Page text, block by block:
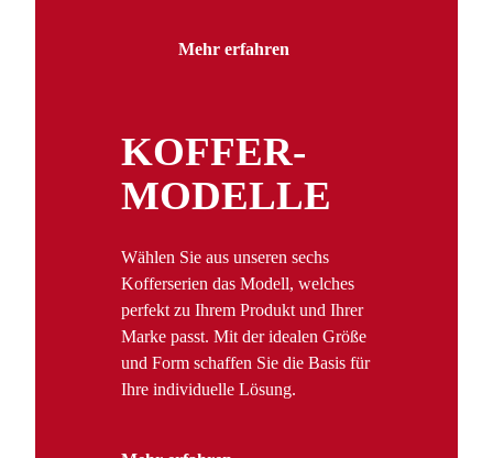
Mehr erfahren
KOFFER­
MODELLE
Wählen Sie aus unseren sechs
Kofferserien das Modell, welches
perfekt zu Ihrem Produkt und Ihrer
Marke passt. Mit der idealen Größe
und Form schaffen Sie die Basis für
Ihre individuelle Lösung.